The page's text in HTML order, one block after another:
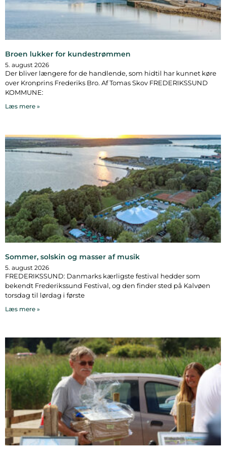
Broen lukker for kundestrømmen
5. august 2026
Der bliver længere for de handlende, som hidtil har kunnet køre
over Kronprins Frederiks Bro. Af Tomas Skov FREDERIKSSUND
KOMMUNE:
Læs mere »
Sommer, solskin og masser af musik
5. august 2026
FREDERIKSSUND: Danmarks kærligste festival hedder som
bekendt Frederikssund Festival, og den finder sted på Kalvøen
torsdag til lørdag i første
Læs mere »